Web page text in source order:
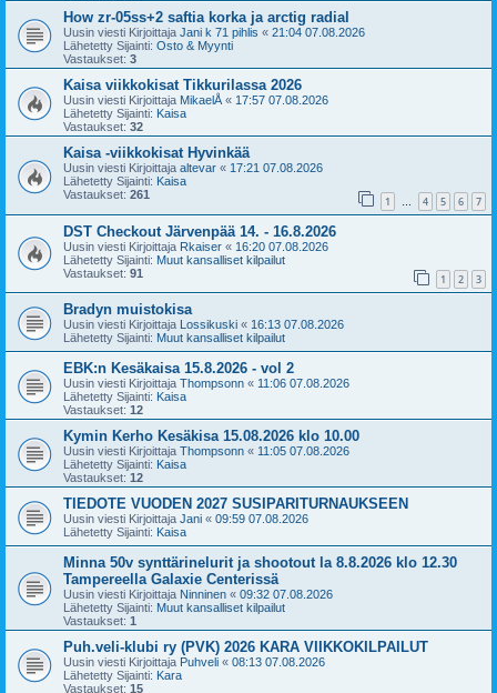
How zr-05ss+2 saftia korka ja arctig radial
Uusin viesti Kirjoittaja Jani k 71 pihlis « 21:04 07.08.2026
Lähetetty Sijainti: Osto & Myynti
Vastaukset: 3
Kaisa viikkokisat Tikkurilassa 2026
Uusin viesti Kirjoittaja MikaelÅ « 17:57 07.08.2026
Lähetetty Sijainti: Kaisa
Vastaukset: 32
Kaisa -viikkokisat Hyvinkää
Uusin viesti Kirjoittaja altevar « 17:21 07.08.2026
Lähetetty Sijainti: Kaisa
Vastaukset: 261 1 … 4 5 6 7
DST Checkout Järvenpää 14. - 16.8.2026
Uusin viesti Kirjoittaja Rkaiser « 16:20 07.08.2026
Lähetetty Sijainti: Muut kansalliset kilpailut
Vastaukset: 91 1 2 3
Bradyn muistokisa
Uusin viesti Kirjoittaja Lossikuski « 16:13 07.08.2026
Lähetetty Sijainti: Muut kansalliset kilpailut
EBK:n Kesäkaisa 15.8.2026 - vol 2
Uusin viesti Kirjoittaja Thompsonn « 11:06 07.08.2026
Lähetetty Sijainti: Kaisa
Vastaukset: 12
Kymin Kerho Kesäkisa 15.08.2026 klo 10.00
Uusin viesti Kirjoittaja Thompsonn « 11:05 07.08.2026
Lähetetty Sijainti: Kaisa
Vastaukset: 12
TIEDOTE VUODEN 2027 SUSIPARITURNAUKSEEN
Uusin viesti Kirjoittaja Jani « 09:59 07.08.2026
Lähetetty Sijainti: Kaisa
Minna 50v synttärinelurit ja shootout la 8.8.2026 klo 12.30
Tampereella Galaxie Centerissä
Uusin viesti Kirjoittaja Ninninen « 09:32 07.08.2026
Lähetetty Sijainti: Muut kansalliset kilpailut
Vastaukset: 1
Puh.veli-klubi ry (PVK) 2026 KARA VIIKKOKILPAILUT
Uusin viesti Kirjoittaja Puhveli « 08:13 07.08.2026
Lähetetty Sijainti: Kara
Vastaukset: 15